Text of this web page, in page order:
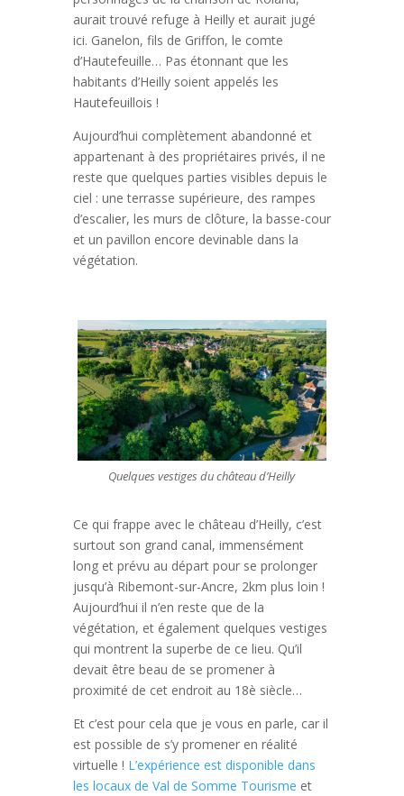
aurait trouvé refuge à Heilly et aurait jugé
ici. Ganelon, fils de Griffon, le comte
d’Hautefeuille… Pas étonnant que les
habitants d’Heilly soient appelés les
Hautefeuillois !
Aujourd’hui complètement abandonné et
appartenant à des propriétaires privés, il ne
reste que quelques parties visibles depuis le
ciel : une terrasse supérieure, des rampes
d’escalier, les murs de clôture, la basse-cour
et un pavillon encore devinable dans la
végétation.
Quelques vestiges du château d’Heilly
Ce qui frappe avec le château d’Heilly, c’est
surtout son grand canal, immensément
long et prévu au départ pour se prolonger
jusqu’à Ribemont-sur-Ancre, 2km plus loin !
Aujourd’hui il n’en reste que de la
végétation, et également quelques vestiges
qui montrent la superbe de ce lieu. Qu’il
devait être beau de se promener à
proximité de cet endroit au 18è siècle…
Et c’est pour cela que je vous en parle, car il
est possible de s’y promener en réalité
virtuelle ! L’expérience est disponible dans
les locaux de Val de Somme Tourisme et